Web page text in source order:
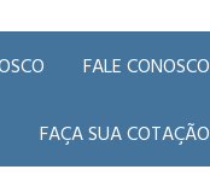
FALE CONOSCO
FAÇA SUA COTAÇÃO